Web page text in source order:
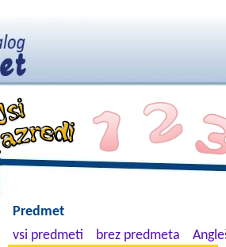
Predmet
vsi predmeti
brez predmeta